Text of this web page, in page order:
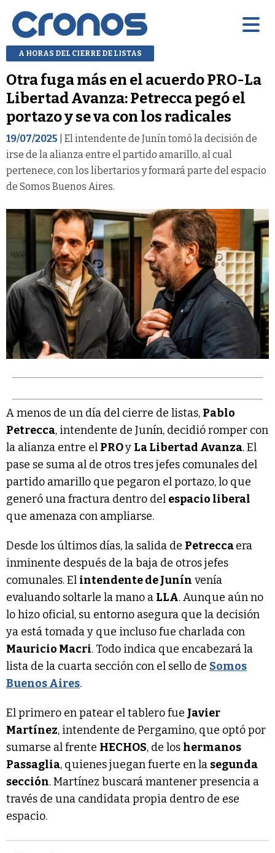
A HORAS DEL CIERRE DE LISTAS
Otra fuga más en el acuerdo PRO-La
Libertad Avanza: Petrecca pegó el
portazo y se va con los radicales
19/07/2025 | El intendente de Junín tomó la decisión de
irse de la alianza entre el partido amarillo, al cual
pertenece, con los libertarios y formará parte del espacio
de Somos Buenos Aires.
A menos de un día del cierre de listas, Pablo
Petrecca, intendente de Junín, decidió romper con
la alianza entre el PROy La Libertad Avanza. El
pase se suma al de otros tres jefes comunales del
partido amarillo que pegaron el portazo, lo que
generó una fractura dentro del espacio liberal
que amenaza con ampliarse.
Desde los últimos días, la salida de Petreccaera
inminente después de la baja de otros jefes
comunales. El intendente de Junín venía
evaluando soltarle la mano a LLA. Aunque aún no
lo hizo oficial, su entorno asegura que la decisión
ya está tomada y que incluso fue charlada con
Mauricio Macri. Todo indica que encabezará la
lista de la cuarta sección con el sello de Somos
Buenos Aires.
El primero en patear el tablero fue Javier
Martínez, intendente de Pergamino, que optó por
sumarse al frente HECHOS, de los hermanos
Passaglia, quienes juegan fuerte en la segunda
sección. Martínez buscará mantener presencia a
través de una candidata propia dentro de ese
espacio.